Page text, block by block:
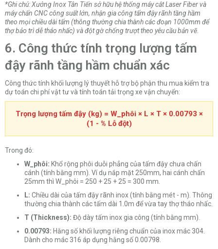
*Ghi chú: Xưởng Inox Tân Tiến sở hữu hệ thống máy cắt Laser Fiber và
máy chấn CNC công suất lớn, nhận gia công tấm đậy rãnh tầng hầm
theo mọi chiều dài tấm (thông thường chia thành các đoạn 1000mm để
thợ bảo trì dễ tháo nhấc) và đột gờ chống trượt theo yêu cầu bản vẽ.
6. Công thức tính trọng lượng tấm
đậy rãnh tầng hầm chuẩn xác
Công thức tính khối lượng lý thuyết hỗ trợ bộ phận thu mua kiểm tra
dự toán chi phí vật tư và tính toán tải trọng xe vận chuyển:
Trọng lượng tấm đậy (kg) = W_phôi × L × T × 0.00793 ×
(1 - % Lỗ đột)
Trong đó:
W_phôi: Khổ rộng phôi duỗi phẳng của tấm đậy chưa chấn
cánh (tính bằng mm). Ví dụ nắp mặt 250mm, hai cánh chấn
25mm thì W_phôi = 250 + 25 + 25 = 300 mm.
L: Chiều dài của tấm đậy rãnh inox (tính bằng mét - m). Thông
thường chia thành các tấm dài 1.0m để vừa tay thợ tháo nhấc.
T (Thickness): Độ dày tấm inox gia công (tính bằng mm).
0.00793: Hằng số khối lượng riêng chuẩn của inox mác 304.
Dành cho mác 316 áp dụng hằng số 0.00798.